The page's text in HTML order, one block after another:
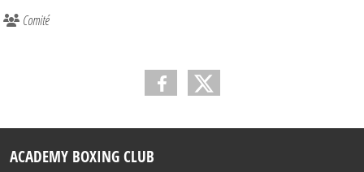
Comité
ACADEMY BOXING CLUB